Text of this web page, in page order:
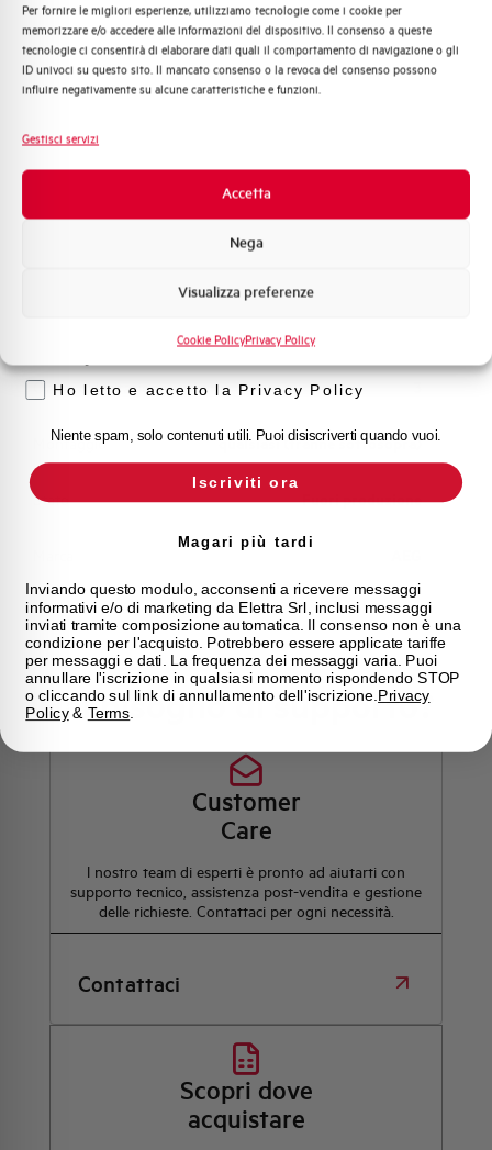
Per fornire le migliori esperienze, utilizziamo tecnologie come i cookie per
memorizzare e/o accedere alle informazioni del dispositivo. Il consenso a queste
tecnologie ci consentirà di elaborare dati quali il comportamento di navigazione o gli
ID univoci su questo sito. Il mancato consenso o la revoca del consenso possono
influire negativamente su alcune caratteristiche e funzioni.
Gestisci servizi
Accetta
Nega
Visualizza preferenze
Cookie PolicyPrivacy Policy
Capacità dei terminali 1…35 mm²
Adatto al sezionamento
Temperatura di stoccaggio -55/+55 °C
Temperatura di riferimento (°C)
Classe di limitazione
Montaggio qualsiasi (tranne sottosopra)
Stato Fuori produzione
Hai bisogno di supporto?
Customer
Care
l nostro team di esperti è pronto ad aiutarti con
supporto tecnico, assistenza post-vendita e gestione
delle richieste. Contattaci per ogni necessità.
Contattaci
Scopri dove
acquistare
Quali argomenti ti interessano di più?
Distribuzione di Energia
Automazione Industriale
Sistema Quadri
Promozioni e offerte
Formazione tecnica
Voglio ricevere aggiornamenti, novità di
Ho letto e accetto la Privacy Policy
Niente spam, solo contenuti utili. Puoi disiscriverti quando vuoi.
Iscriviti ora
Magari più tardi
Inviando questo modulo, acconsenti a ricevere messaggi
informativi e/o di marketing da Elettra Srl, inclusi messaggi
inviati tramite composizione automatica. Il consenso non è una
condizione per l'acquisto. Potrebbero essere applicate tariffe
per messaggi e dati. La frequenza dei messaggi varia. Puoi
annullare l'iscrizione in qualsiasi momento rispondendo STOP
o cliccando sul link di annullamento dell'iscrizione. Privacy
Policy& Terms